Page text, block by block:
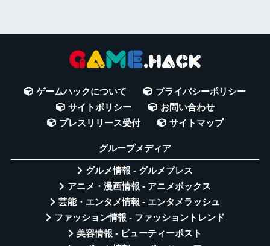
ゲームハックについて
プライバシーポリシー
サイトポリシー
お問い合わせ
プレスリリース受付
サイトマップ
グループメディア
グルメ情報 - グルメプレス
アニメ・漫画情報 - アニメボックス
芸能・エンタメ情報 - エンタメラッシュ
ファッション情報 - ファッショントレンド
美容情報 - ビューティーポスト